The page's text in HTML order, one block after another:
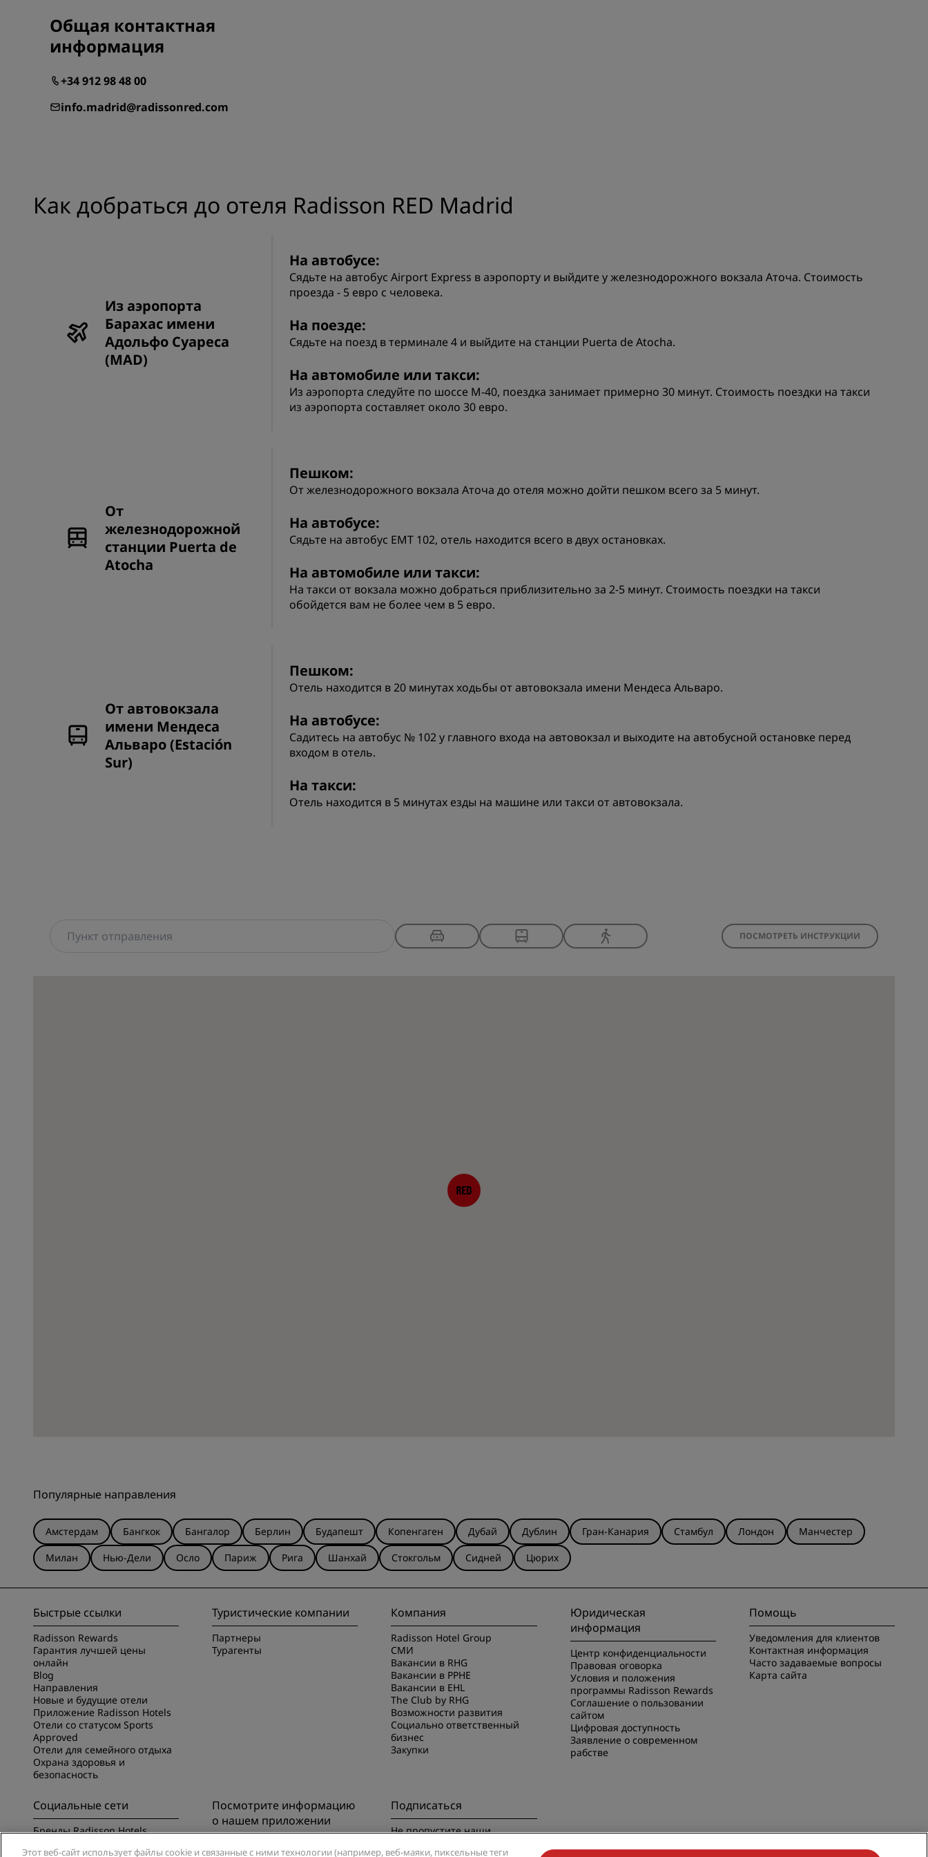
Общая контактная
информация
+34 912 98 48 00
info.madrid@radissonred.com
Как добраться до отеля Radisson RED Madrid
Из аэропорта
Барахас имени
Адольфо Суареса
(MAD)
На автобусе:
Сядьте на автобус Airport Express в аэропорту и выйдите у железнодорожного вокзала Аточа. Стоимость
проезда - 5 евро с человека.
На поезде:
Сядьте на поезд в терминале 4 и выйдите на станции Puerta de Atocha.
На автомобиле или такси:
Из аэропорта следуйте по шоссе М-40, поездка занимает примерно 30 минут. Стоимость поездки на такси
из аэропорта составляет около 30 евро.
От
железнодорожной
станции Puerta de
Atocha
Пешком:
От железнодорожного вокзала Аточа до отеля можно дойти пешком всего за 5 минут.
На автобусе:
Сядьте на автобус EMT 102, отель находится всего в двух остановках.
На автомобиле или такси:
На такси от вокзала можно добраться приблизительно за 2-5 минут. Стоимость поездки на такси
обойдется вам не более чем в 5 евро.
От автовокзала
имени Мендеса
Альваро (Estación
Sur)
Пешком:
Отель находится в 20 минутах ходьбы от автовокзала имени Мендеса Альваро.
На автобусе:
Садитесь на автобус № 102 у главного входа на автовокзал и выходите на автобусной остановке перед
входом в отель.
На такси:
Отель находится в 5 минутах езды на машине или такси от автовокзала.
ПОСМОТРЕТЬ ИНСТРУКЦИИ
Популярные направления
Амстердам Бангкок Бангалор Берлин Будапешт Копенгаген Дубай Дублин Гран-Канария Стамбул Лондон
Манчестер
Милан
Нью-Дели Осло Париж Рига Шанхай Стокгольм Сидней Цюрих
Быстрые ссылки
Radisson Rewards
Гарантия лучшей цены
онлайн
Blog
Направления
Новые и будущие отели
Приложение Radisson Hotels
Отели со статусом Sports
Approved
Отели для семейного отдыха
Охрана здоровья и
безопасность
Туристические компании
Партнеры
Турагенты
Компания
Radisson Hotel Group
СМИ
Вакансии в RHG
Вакансии в PPHE
Вакансии в EHL
The Club by RHG
Возможности развития
Социально ответственный
бизнес
Закупки
Юридическая
информация
Центр конфиденциальности
Правовая оговорка
Условия и положения
программы Radisson Rewards
Соглашение о пользовании
сайтом
Цифровая доступность
Заявление о современном
рабстве
Помощь
Уведомления для клиентов
Контактная информация
Часто задаваемые вопросы
Карта сайта
Социальные сети
Бренды Radisson Hotels
Посмотрите информацию
о нашем приложении
Подписаться
Не пропустите наши
Этот веб-сайт использует файлы cookie и связанные с ними технологии (например, веб-маяки, пиксельные теги